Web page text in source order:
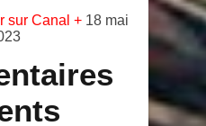
sur Canal + 18 mai